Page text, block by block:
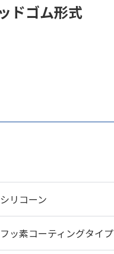
ドゴム形式
シリコーン
フッ素コーティングタイプ